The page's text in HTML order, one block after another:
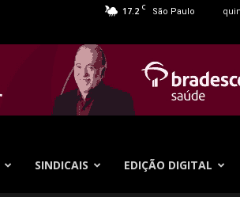
17.2 C São Paulo
SINDICAIS EDIÇÃO DIGITAL